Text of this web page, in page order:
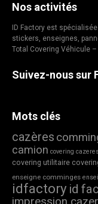
Nos activités
ID Factory est
stickers, enseignes,
Total Covering Véhicule
Suivez-nous sur
Mots clés
cazères
camion covering
covering utilitaire
enseigne comminges
idfactory id